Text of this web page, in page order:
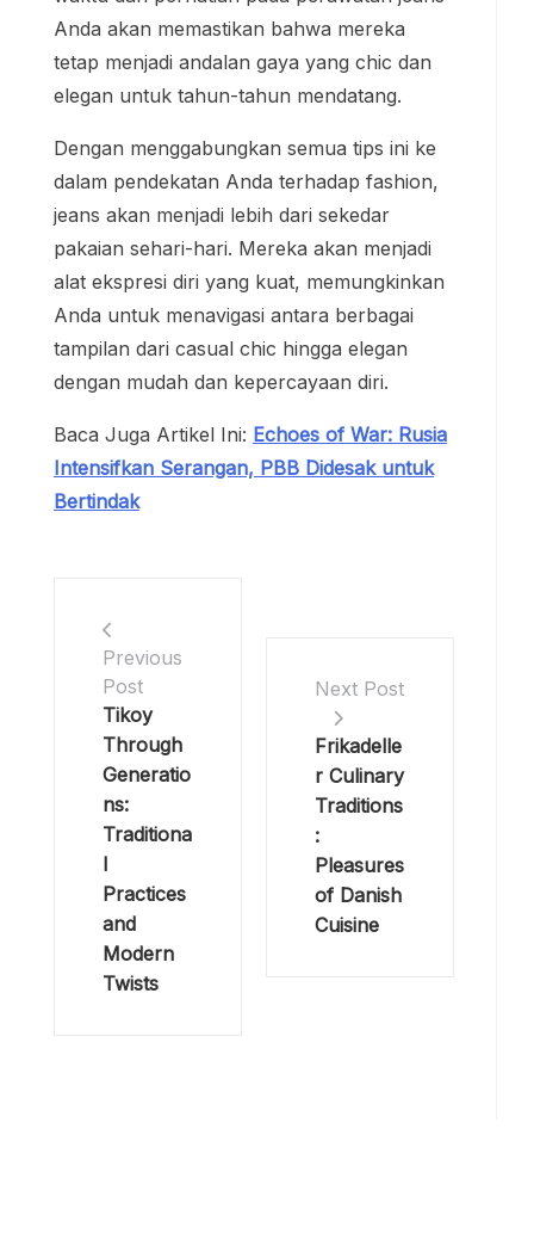
Anda akan memastikan bahwa mereka
tetap menjadi andalan gaya yang chic dan
elegan untuk tahun-tahun mendatang.
Dengan menggabungkan semua tips ini ke
dalam pendekatan Anda terhadap fashion,
jeans akan menjadi lebih dari sekedar
pakaian sehari-hari. Mereka akan menjadi
alat ekspresi diri yang kuat, memungkinkan
Anda untuk menavigasi antara berbagai
tampilan dari casual chic hingga elegan
dengan mudah dan kepercayaan diri.
Baca Juga Artikel Ini: Echoes of War: Rusia
Intensifkan Serangan, PBB Didesak untuk
Bertindak
Previous
Post
Tikoy
Through
Generatio
ns:
Traditiona
l
Practices
and
Modern
Twists
Next Post
Frikadelle
r Culinary
Traditions
:
Pleasures
of Danish
Cuisine